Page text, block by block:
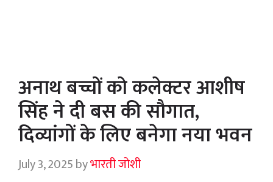
अनाथ बच्चों को कलेक्टर आशीष
सिंह ने दी बस की सौगात,
दिव्यांगों के लिए बनेगा नया भवन
July 3, 2025byभारती जोशी